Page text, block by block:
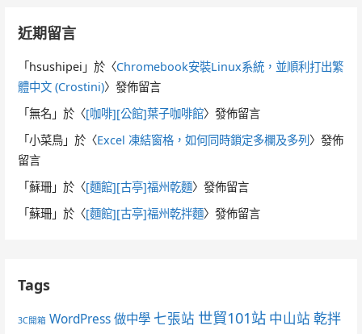
近期留言
「 hsushipei 」於〈Chromebook安裝Linux系統，並順利打出繁
體中文 (Crostini)〉發佈留言
「無名 」於〈[咖啡][公館]葉子咖啡館〉發佈留言
「小菜鳥 」於〈Excel 凍結窗格，如何同時鎖定多欄及多列 〉發佈
留言
「蘇珊 」於〈[麵館][古亭]福州乾麵〉發佈留言
「蘇珊 」於〈[麵館][古亭]福州乾拌麵〉發佈留言
Tags
3C開箱 WordPress 做中學 七張站 世貿101站 中山站 乾拌